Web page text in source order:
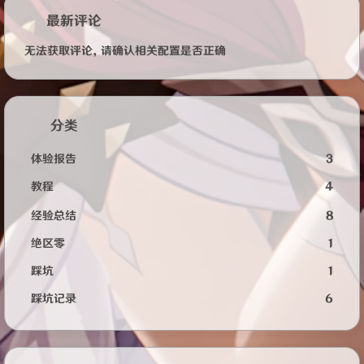
最新评论
无法获取评论，请确认相关配置是否正确
分类
体验报告
3
教程
4
经验总结
8
绝区零
1
踩坑
1
踩坑记录
6